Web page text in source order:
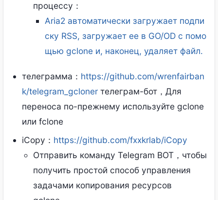
процессу：
Aria2 автоматически загружает подпи
ску RSS, загружает ее в GO/OD с помо
щью gclone и, наконец, удаляет файл.
телеграмма： https://github.com/wrenfairban
k/telegram_gcloner телеграм-бот，Для
переноса по-прежнему используйте gclone
или fclone
iCopy： https://github.com/fxxkrlab/iCopy
Отправить команду Telegram BOT，чтобы
получить простой способ управления
задачами копирования ресурсов